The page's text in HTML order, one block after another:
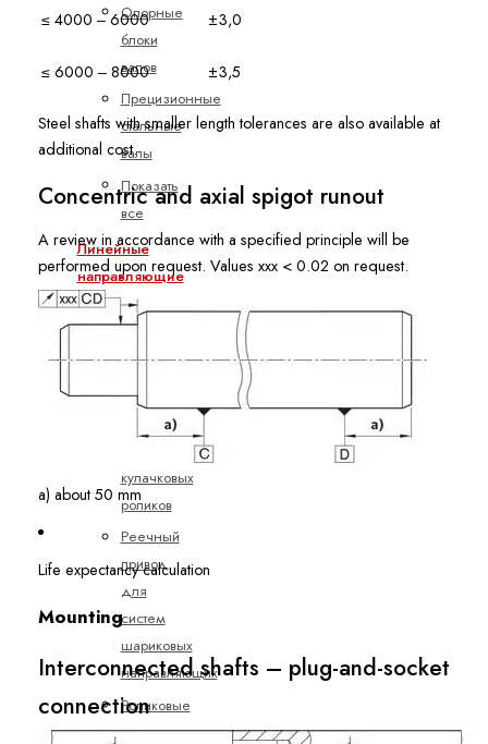
Опорные
блоки
валов
Прецизионные
стальные
валы
Показать
все
Линейные
направляющие
Миниатюрные
шариковых
направляющих
Направляющие
кулачковых
роликов
Реечный
привод
для
систем
шариковых
направляющих
Роликовые
рельсовые
≤ 4000 ‒ 6000 ±3,0
≤ 6000 ‒ 8000 ±3,5
Steel shafts with smaller length tolerances are also available at
additional cost.
Concentric and axial spigot runout
A review in accordance with a specified principle will be
performed upon request. Values xxx < 0.02 on request.
a) about 50 mm
Life expectancy calculation
Mounting
Interconnected shafts – plug-and-socket
connection